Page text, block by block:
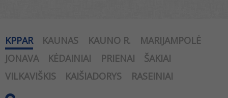
KPPAR KAUNAS KAUNO R.
MARIJAMPOLĖ
JONAVA
KĖDAINIAI PRIENAI
ŠAKIAI
VILKAVIŠKIS
KAIŠIADORYS RASEINIAI